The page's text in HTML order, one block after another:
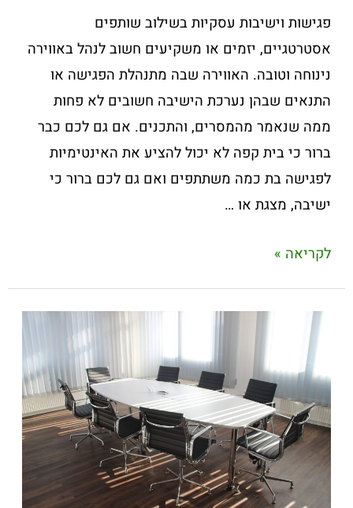
פגישות וישיבות עסקיות בשילוב שותפים
אסטרטגיים, יזמים או משקיעים חשוב לנהל באווירה
נינוחה וטובה. האווירה שבה מתנהלת הפגישה או
התנאים שבהן נערכת הישיבה חשובים לא פחות
ממה שנאמר מהמסרים, והתכנים. אם גם לכם כבר
ברור כי בית קפה לא יכול להציע את האינטימיות
לפגישה בת כמה משתתפים ואם גם לכם ברור כי
ישיבה, מצגת או …
לקריאה »